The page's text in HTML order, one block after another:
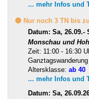
... mehr Infos und
🟡 Nur noch 3 TN bis
Datum: Sa, 26.09.-
Monschau und
Zeit: 11:00 - 16:30
Altersklasse: ab 40
... mehr Infos und
Datum: Sa,